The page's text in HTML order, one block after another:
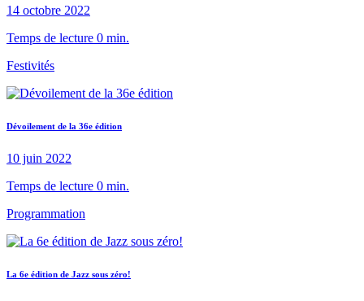
14 octobre 2022
Temps de lecture 0 min.
Festivités
Dévoilement de la 36e édition
10 juin 2022
Temps de lecture 0 min.
Programmation
La 6e édition de Jazz sous zéro!